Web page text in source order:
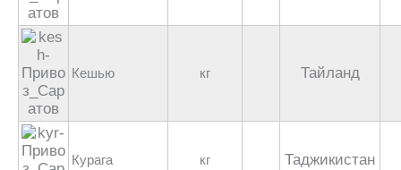
Кешью кг Тайланд
Курага кг Таджикистан